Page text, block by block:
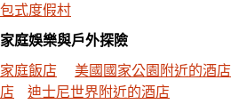
包式度假村
家庭娛樂與戶外探險
家庭飯店
美國國家公園附近的酒店
店
迪士尼世界附近的酒店